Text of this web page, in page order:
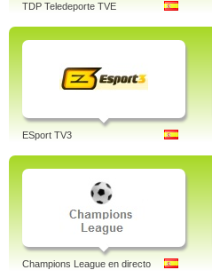
TDP Teledeporte TVE
ESport TV3
Champions League en directo